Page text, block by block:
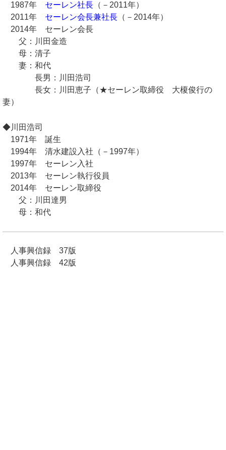
1987年 セーレン社長（－2011年）
2011年 セーレン会長兼社長（－2014年）
2014年 セーレン会長
父：川田金造
母：清子
妻：和代
長男：川田浩司
長女：川田恵子（★セーレン取締役 大榎俊行の
妻）
◆川田浩司
1971年 誕生
1994年 清水建設入社（－1997年）
1997年 セーレン入社
2013年 セーレン執行役員
2014年 セーレン取締役
父：川田達男
母：和代
人事興信録 37版
人事興信録 42版